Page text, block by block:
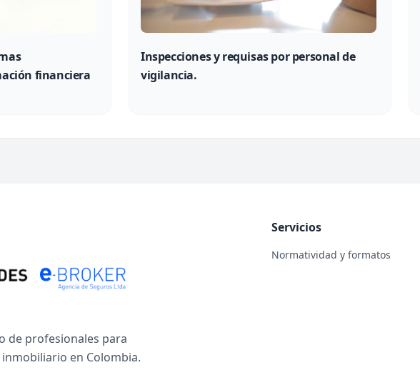
financiera
Inspecciones y requisas por personal de
vigilancia.
de profesionales para
en Colombia.
Servicios
Normatividad y formatos